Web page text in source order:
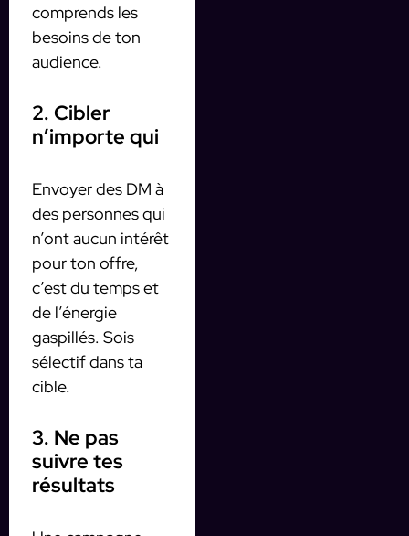
comprends les
besoins de ton
audience.
2. Cibler
n’importe qui
Envoyer des DM à
des personnes qui
n’ont aucun intérêt
pour ton offre,
c’est du temps et
de l’énergie
gaspillés. Sois
sélectif dans ta
cible.
3. Ne pas
suivre tes
résultats